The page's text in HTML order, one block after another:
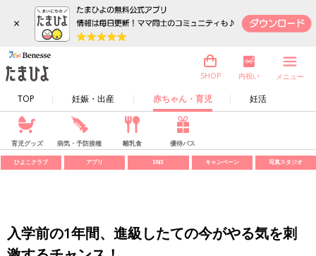
×
TOP 妊娠・出産 赤ちゃん・育児 妊活
SHOP 内祝い メニュー
育児グッズ 病気・予防接種 離乳食 優待パス
ひよこクラブ アプリ SNS キャンペーン 写真スタジオ
入学前の1年間、進級したての今がやる気を刺